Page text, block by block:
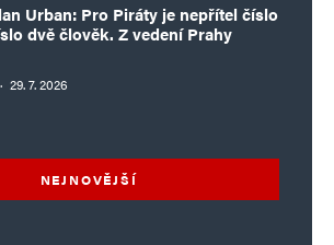
Urban: Pro Piráty je nepřítel číslo
dvě člověk. Z vedení Prahy
· 29. 7. 2026
NEJNOVĚJŠÍ